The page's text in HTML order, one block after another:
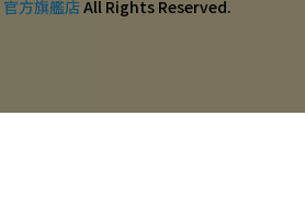
方旗艦店All Rights Reserved.